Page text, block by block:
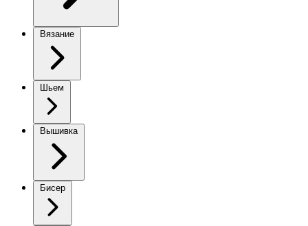
Вязание
Шьем
Вышивка
Бисер